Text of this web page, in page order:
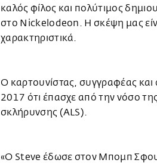
καλός φίλος και πολύτιμος
στο Nickelodeon. Η σκέψη μας
χαρακτηριστικά.
Ο καρτουνίστας, συγγραφέας και
2017 ότι έπασχε από την νόσο
σκλήρυνσης (ALS).
«Ο Steve έδωσε στον Μπομπ